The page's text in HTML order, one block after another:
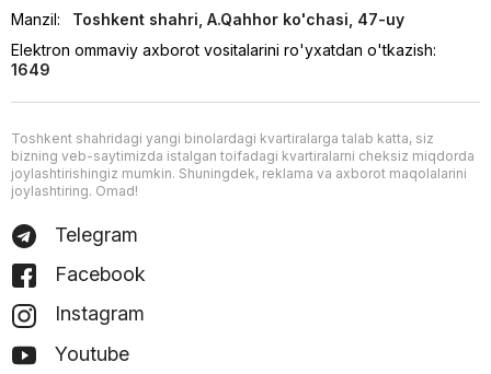
Manzil:
Toshkent shahri, A.Qahhor ko'chasi, 47-uy
Elektron ommaviy axborot vositalarini ro'yxatdan o'tkazish:
1649
Toshkent shahridagi yangi binolardagi kvartiralarga talab katta, siz
bizning veb-saytimizda istalgan toifadagi kvartiralarni cheksiz miqdorda
joylashtirishingiz mumkin. Shuningdek, reklama va axborot maqolalarini
joylashtiring. Omad!
Telegram
Facebook
Instagram
Youtube